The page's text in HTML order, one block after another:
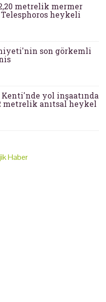
metrelik mermer
heykeli
son görkemli
yol inşaatında
metrelik anıtsal heykel